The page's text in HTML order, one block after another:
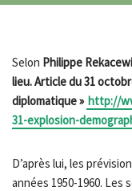
Selon Philippe
lieu. Article du 31
diplomatique » http://
31-explosion-
D’après lui, les
années 1950-1960.